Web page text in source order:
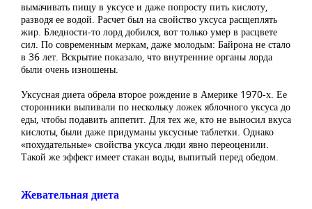
вымачивать пищу в уксусе и даже попросту пить кислоту,
разводя ее водой. Расчет был на свойство уксуса расщеплять
жир. Бледности-то лорд добился, вот только умер в расцвете
сил. По современным меркам, даже молодым: Байрона не стало
в 36 лет. Вскрытие показало, что внутренние органы лорда
были очень изношены.
Уксусная диета обрела второе рождение в Америке 1970-х. Ее
сторонники выпивали по нескольку ложек яблочного уксуса до
еды, чтобы подавить аппетит. Для тех же, кто не выносил вкуса
кислоты, были даже придуманы уксусные таблетки. Однако
«похудательные» свойства уксуса люди явно переоценили.
Такой же эффект имеет стакан воды, выпитый перед обедом.
Жевательная диета